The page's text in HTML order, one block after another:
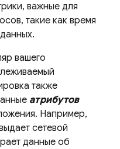
важные для
такие как время
вашего
также
атрибутов
Например,
сетевой
данные об